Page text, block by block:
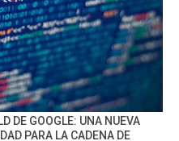
DE GOOGLE: UNA NUEVA
PARA LA CADENA DE